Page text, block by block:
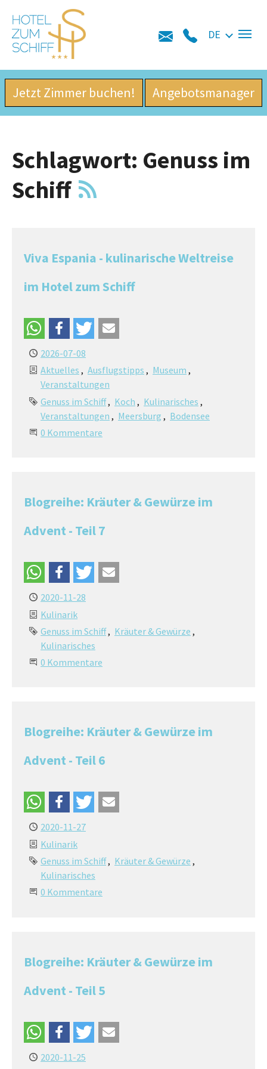
Skip to main navigation
Zum Hauptinhalt springen
Skip to page footer
DE
Jetzt Zimmer buchen! Angebotsmanager
Schlagwort: Genuss im
Schiff
Viva Espania - kulinarische Weltreise
im Hotel zum Schiff
2026-07-08
Aktuelles
Ausflugstipps
Museum
Veranstaltungen
Genuss im Schiff
Koch
Kulinarisches
Veranstaltungen
Meersburg
Bodensee
0 Kommentare
Blogreihe: Kräuter & Gewürze im
Advent - Teil 7
2020-11-28
Kulinarik
Genuss im Schiff
Kräuter & Gewürze
Kulinarisches
0 Kommentare
Blogreihe: Kräuter & Gewürze im
Advent - Teil 6
2020-11-27
Kulinarik
Genuss im Schiff
Kräuter & Gewürze
Kulinarisches
0 Kommentare
Blogreihe: Kräuter & Gewürze im
Advent - Teil 5
2020-11-25